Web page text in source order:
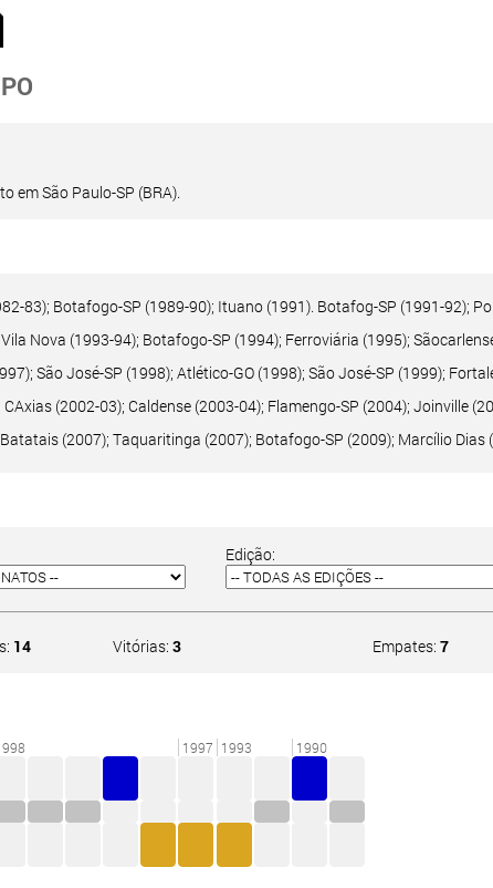
em São Paulo-SP (BRA).
83); Botafogo-SP (1989-90); Ituano (1991). Botafog-SP (1991-92);
Nova (1993-94); Botafogo-SP (1994); Ferroviária (1995);
São José-SP (1998); Atlético-GO (1998); São José-SP (1999);
(2002-03); Caldense (2003-04); Flamengo-SP (2004); Joinville
(2007); Taquaritinga (2007); Botafogo-SP (2009); Marcílio Dias
Edição:
14 Vitórias:3 Empates: 7
1997 1993 1990